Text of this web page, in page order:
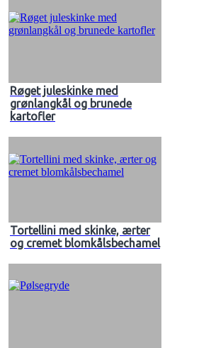
Røget juleskinke med
grønlangkål og brunede
kartofler
Tortellini med skinke, ærter
og cremet blomkålsbechamel